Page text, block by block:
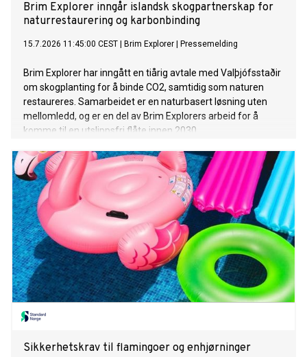
Brim Explorer inngår islandsk skogpartnerskap for
naturrestaurering og karbonbinding
15.7.2026 11:45:00 CEST Brim Explorer Pressemelding
Brim Explorer har inngått en tiårig avtale med Valþjófsstaðir
om skogplanting for å binde CO2, samtidig som naturen
restaureres. Samarbeidet er en naturbasert løsning uten
mellomledd, og er en del av Brim Explorers arbeid for å
komme til en utslippsfri flåte innen 2030.
Sikkerhetskrav til flamingoer og enhjørninger